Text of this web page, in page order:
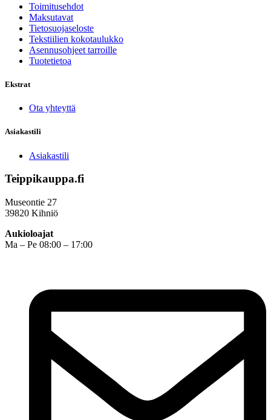
Toimitusehdot
Maksutavat
Tietosuojaseloste
Tekstiilien kokotaulukko
Asennusohjeet tarroille
Tuotetietoa
Ekstrat
Ota yhteyttä
Asiakastili
Asiakastili
Teippikauppa.fi
Museontie 27
39820 Kihniö
Aukioloajat
Ma – Pe 08:00 – 17:00